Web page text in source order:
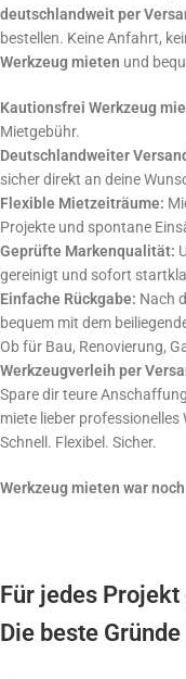
deutschlandweit per
bestellen. Keine Anfahrt,
Werkzeug mieten und
Kautionsfrei Werkzeug
Mietgebühr.
Deutschlandweiter
sicher direkt an deine
Flexible Mietzeiträume:
Projekte und spontane
Geprüfte Markenqualität:
gereinigt und sofort
Einfache Rückgabe: Nach
bequem mit dem
Ob für Bau, Renovierung,
Werkzeugverleih per
Spare dir teure
miete lieber
Schnell. Flexibel. Sicher.
Werkzeug mieten war
Für jedes
Die beste